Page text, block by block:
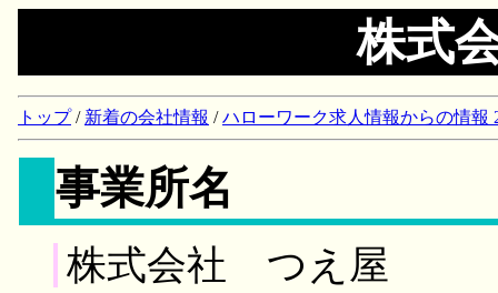
株式
トップ/ 新着の会社情報 /ハローワーク求人情報からの情報
事業所名
株式会社 つえ屋